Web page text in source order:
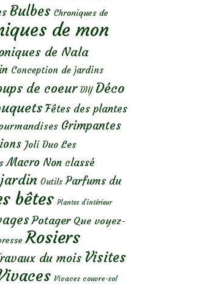
Bulbes Chroniques de
de mon
de Nala
Conception de jardins
de coeur DIY Déco
Fêtes des plantes
Grimpantes
Joli Duo Les
Macro Non classé
Outils Parfums du
bêtes Plantes d’intérieur
Potager Que voyez-
Rosiers
du mois Visites
Vivaces couvre-sol